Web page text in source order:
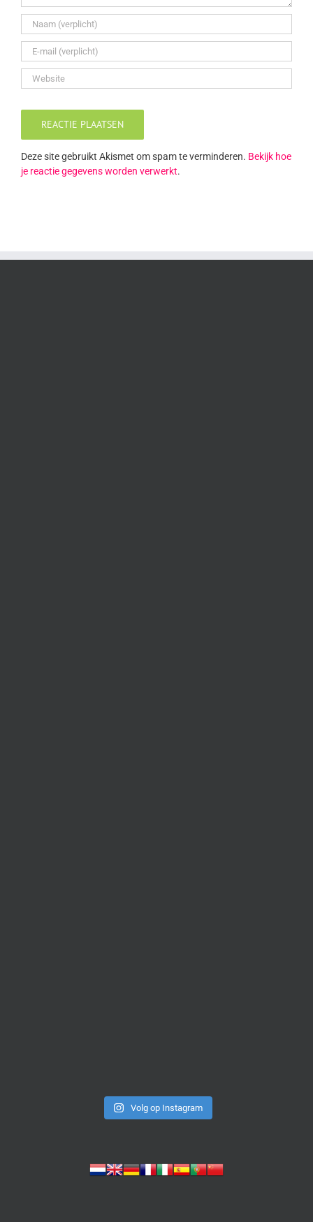
Deze site gebruikt Akismet om spam te verminderen. Bekijk hoe
je reactie gegevens worden verwerkt.
Volg op Instagram